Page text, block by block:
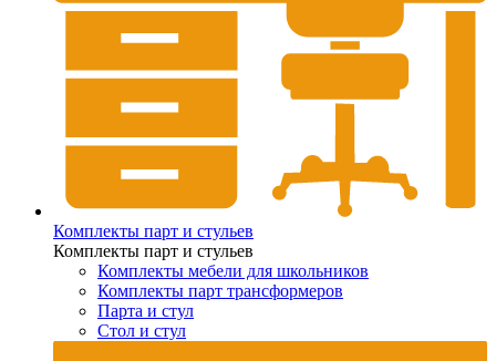
Комплекты парт и стульев
Комплекты парт и стульев
Комплекты мебели для школьников
Комплекты парт трансформеров
Парта и стул
Стол и стул